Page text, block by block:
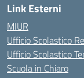
Link Esterni
MIUR
Ufficio Scolastico
Ufficio Scolastico
Scuola in Chiaro